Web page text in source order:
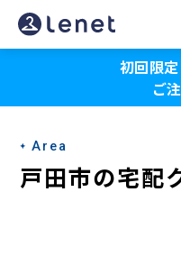
戸
田
の
宅
配
初回限
ご
Area
戸田市の宅配